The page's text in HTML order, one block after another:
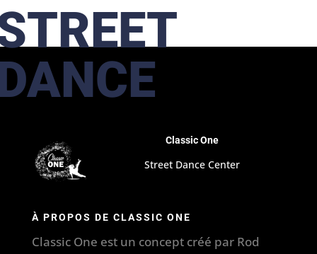
Classic One
Street Dance Center
À PROPOS DE CLASSIC ONE
Classic One est un concept créé par Rod